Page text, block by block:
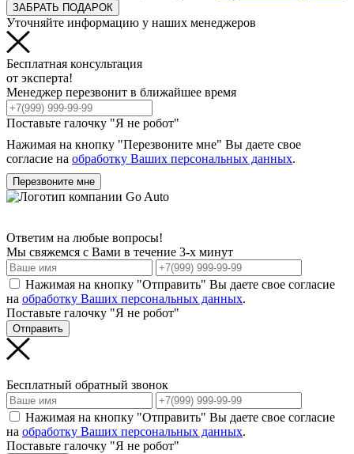
ЗАБРАТЬ ПОДАРОК
Уточняйте информацию у наших менеджеров
Бесплатная консультация
от эксперта!
Менеджер перезвонит в ближайшее время
Поставьте галочку "Я не робот"
Нажимая на кнопку "Перезвоните мне" Вы даете свое
согласие на обработку Ваших персональных данных.
Перезвоните мне
Ответим на любые вопросы!
Мы свяжемся с Вами в течение 3-х минут
Нажимая на кнопку "Отправить" Вы даете свое согласие
на обработку Ваших персональных данных.
Поставьте галочку "Я не робот"
Отправить
Бесплатный обратный звонок
Нажимая на кнопку "Отправить" Вы даете свое согласие
на обработку Ваших персональных данных.
Поставьте галочку "Я не робот"